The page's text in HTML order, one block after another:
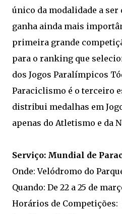
único da modalidade a
ganha ainda mais
primeira grande
para o ranking que
dos Jogos Paralímpicos
Paraciclismo é o terceiro
distribui medalhas em
apenas do Atletismo e da
Serviço: Mundial de
Onde: Velódromo do
Quando: De 22 a 25 de
Horários de Competições: